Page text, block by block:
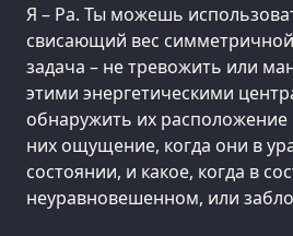
Я – Ра. Ты можешь
свисающий вес
задача – не тревожить или
этими энергетическими
обнаружить их расположение
них ощущение, когда они в
состоянии, и какое, когда в
неуравновешенном, или